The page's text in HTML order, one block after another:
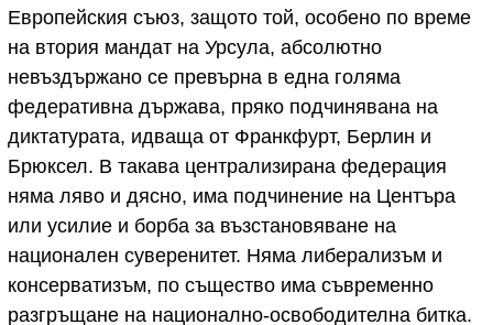
Европейския съюз, защото той, особено по време
на втория мандат на Урсула, абсолютно
невъздържано се превърна в една голяма
федеративна държава, пряко подчинявана на
диктатурата, идваща от Франкфурт, Берлин и
Брюксел. В такава централизирана федерация
няма ляво и дясно, има подчинение на Центъра
или усилие и борба за възстановяване на
национален суверенитет. Няма либерализъм и
консерватизъм, по същество има съвременно
разгръщане на национално-освободителна битка.